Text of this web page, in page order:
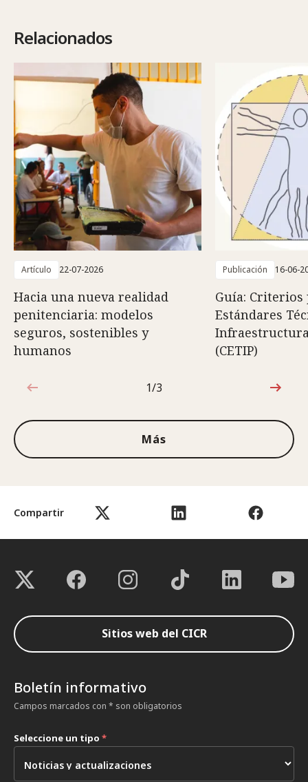
Compartir
Relacionados
Artículo 22-07-2026
Hacia una nueva realidad
penitenciaria: modelos
seguros, sostenibles y
humanos
Publicación 16-06-
Guía: Criterios
Estándares
(CETIP)
1de3
1/3
Más
Sitios web del CICR
Boletín informativo
Campos marcados con * son obligatorios
Seleccione un tipo *